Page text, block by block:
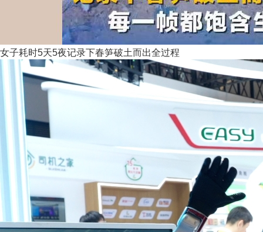
女子耗时5天5夜记录下春笋破土而出全过程